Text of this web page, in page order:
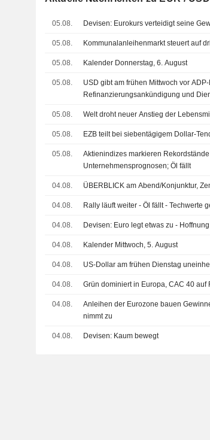
05.08. Devisen: Eurokurs verteidigt seine
05.08. Kommunalanleihenmarkt steuert auf
05.08. Kalender Donnerstag, 6. August
05.08.
USD gibt am frühen Mittwoch vor
Refinanzierungsankündigung und
05.08. Welt droht neuer Anstieg der
05.08. EZB teilt bei siebentägigem Dollar-
05.08.
Aktienindizes markieren
Unternehmensprognosen; Öl fällt
04.08. ÜBERBLICK am Abend/Konjunktur,
04.08. Rally läuft weiter - Öl fällt - Techwerte
04.08. Devisen: Euro legt etwas zu -
04.08. Kalender Mittwoch, 5. August
04.08. US-Dollar am frühen Dienstag
04.08. Grün dominiert in Europa, CAC 40 auf
04.08.
Anleihen der Eurozone bauen
nimmt zu
04.08. Devisen: Kaum bewegt